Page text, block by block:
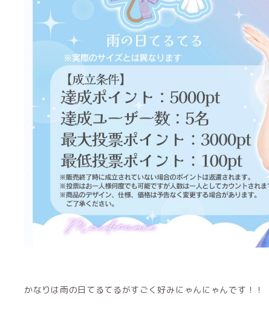
かなりは雨の日てるてるがすごく好みにゃんにゃんです！！